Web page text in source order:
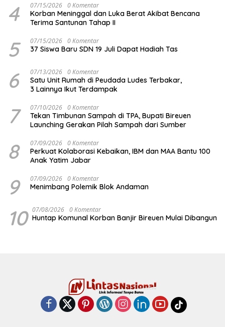
4 07/15/2026 0 Komentar
Korban Meninggal dan Luka Berat Akibat Bencana
Terima Santunan Tahap II
5 07/15/2026 0 Komentar
37 Siswa Baru SDN 19 Juli Dapat Hadiah Tas
6 07/13/2026 0 Komentar
Satu Unit Rumah di Peudada Ludes Terbakar,
3 Lainnya Ikut Terdampak
7 07/10/2026 0 Komentar
Tekan Timbunan Sampah di TPA, Bupati Bireuen
Launching Gerakan Pilah Sampah dari Sumber
8 07/09/2026 0 Komentar
Perkuat Kolaborasi Kebaikan, IBM dan MAA Bantu 100
Anak Yatim Jabar
9 07/09/2026 0 Komentar
Menimbang Polemik Blok Andaman
10 07/08/2026 0 Komentar
Huntap Komunal Korban Banjir Bireuen Mulai Dibangun